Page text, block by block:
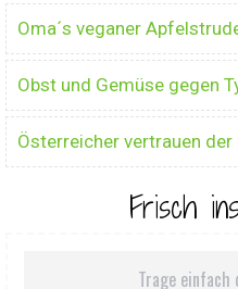
Oma´s veganer
Obst und Gemüse gegen
Österreicher vertrauen
Frisch